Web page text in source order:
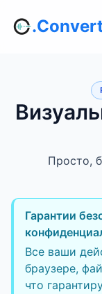
Просто,
Гарантии
Все ваши
браузере,
что